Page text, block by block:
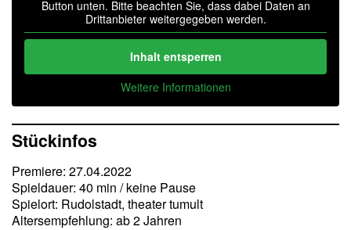
In Zusammenarbeit mit dem Studiengang Elementare
Musik- und Tanzpädagogik der Hochschule für Musik und
Theater »Felix Mendelssohn Bartholdy« Leipzig.
Button unten. Bitte beachten Sie, dass dabei Daten an
Drittanbieter weitergegeben werden.
Inhalt entsperren
Weitere Informationen
Stückinfos
Premiere: 27.04.2022
Spieldauer: 40 min / keine Pause
Spielort: Rudolstadt, theater tumult
Altersempfehlung: ab 2 Jahren